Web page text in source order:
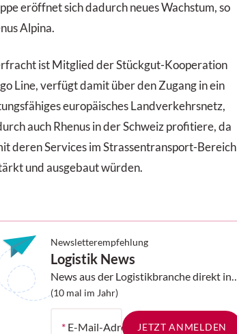
eröffnet sich dadurch neues Wachstum, so
Alpina.
ist Mitglied der Stückgut-Kooperation
Line, verfügt damit über den Zugang in ein
europäisches Landverkehrsnetz,
auch Rhenus in der Schweiz profitiere, da
deren Services im Strassentransport-Bereich
und ausgebaut würden.
Newsletterempfehlung
Logistik News
News aus der Logistikbranche direkt in
Ihrem Postfach
(10 mal im Jahr)
* E-Mail-AdresseJETZT ANMELDEN